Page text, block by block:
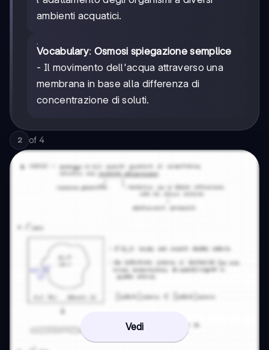
ambienti acquatici.
Vocabulary: Osmosi spiegazione semplice
- Il movimento dell'acqua attraverso una
membrana in base alla differenza di
concentrazione di soluti.
2 of 4
Vedi